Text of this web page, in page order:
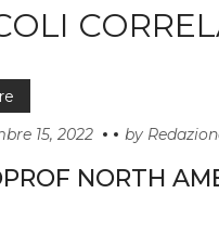
15, 2022
by
NORTH